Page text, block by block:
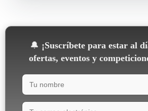
🔔 ¡Suscríbete para estar al
ofertas, eventos y